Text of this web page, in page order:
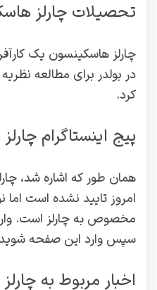
تحصیلات چارلز
چارلز هاسکینسون یک
در بولدر برای مطالعه
کرد.
پیج اینستاگرام
همان طور که اشاره شد،
امروز تایید نشده است
سپس وارد این صفحه
اخبار مربوط به